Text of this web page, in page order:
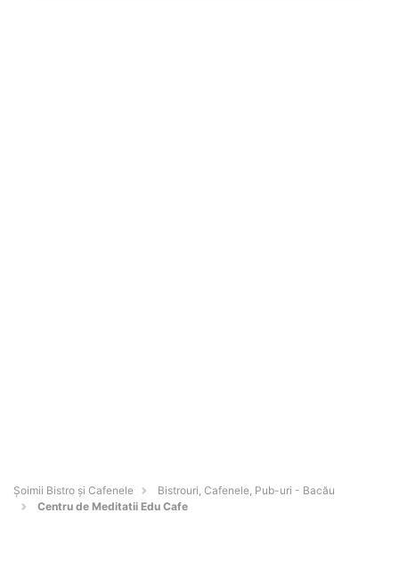
Șoimii Bistro și Cafenele
Bistrouri, Cafenele, Pub-uri - Bacău
Centru de Meditatii Edu Cafe